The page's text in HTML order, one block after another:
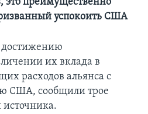
это преимущественно
успокоить США
их вклада в
расходов альянса с
США, сообщили трое